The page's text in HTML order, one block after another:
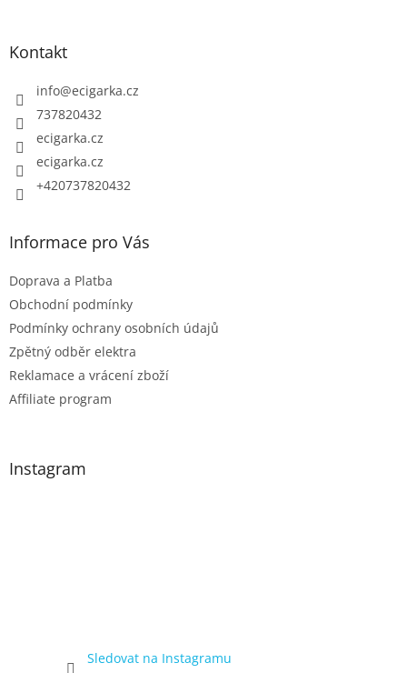
Kontakt
info@ecigarka.cz
737820432
ecigarka.cz
ecigarka.cz
+420737820432
Informace pro Vás
Doprava a Platba
Obchodní podmínky
Podmínky ochrany osobních údajů
Zpětný odběr elektra
Reklamace a vrácení zboží
Affiliate program
Instagram
Sledovat na Instagramu